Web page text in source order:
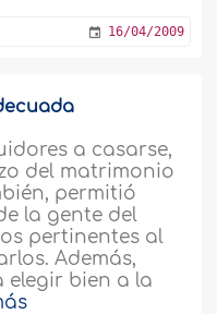
16/04/2009
a casarse,
del matrimonio
permitió
la gente del
pertinentes al
Además,
elegir bien a la